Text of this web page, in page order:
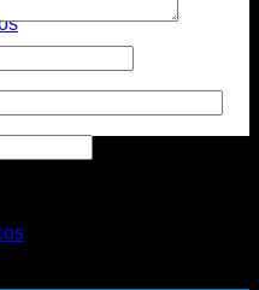
y web en este
comente.